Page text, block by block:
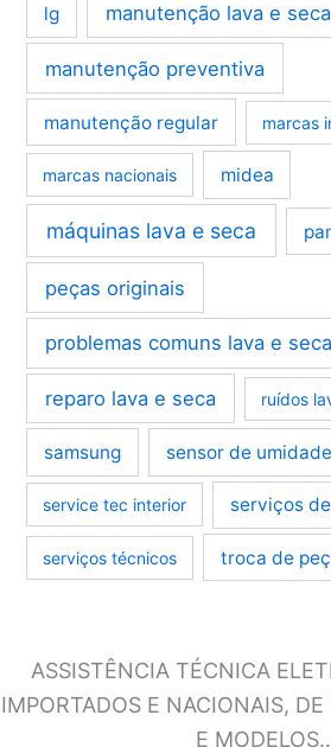
lg manutenção lava e seca
manutenção preventiva
manutenção regular marcas
marcas nacionais midea
máquinas lava e seca
peças originais
problemas comuns lava e seca
reparo lava e seca ruídos
samsung sensor de umidade
service tec interior serviços
serviços técnicos troca de
ASSISTÊNCIA TÉCNICA
IMPORTADOS E NACIONAIS,
E